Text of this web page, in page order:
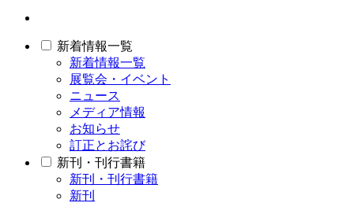
新着情報一覧
新着情報一覧
展覧会・イベント
ニュース
メディア情報
お知らせ
訂正とお詫び
新刊・刊行書籍
新刊・刊行書籍
新刊